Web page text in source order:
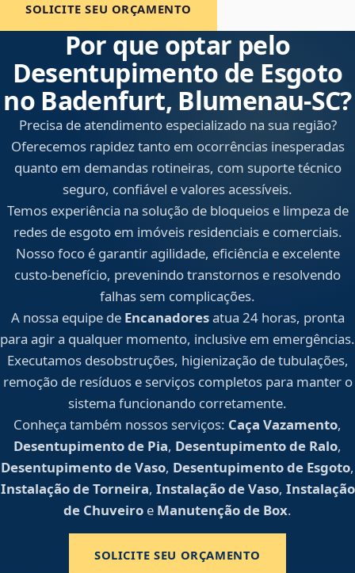
SOLICITE SEU ORÇAMENTO
Por que optar pelo
Desentupimento de Esgoto
no Badenfurt, Blumenau‑SC?
Precisa de atendimento especializado na sua região?
Oferecemos rapidez tanto em ocorrências inesperadas
quanto em demandas rotineiras, com suporte técnico
seguro, confiável e valores acessíveis.
Temos experiência na solução de bloqueios e limpeza de
redes de esgoto em imóveis residenciais e comerciais.
Nosso foco é garantir agilidade, eficiência e excelente
custo-benefício, prevenindo transtornos e resolvendo
falhas sem complicações.
A nossa equipe de Encanadoresatua 24 horas, pronta
para agir a qualquer momento, inclusive em emergências.
Executamos desobstruções, higienização de tubulações,
remoção de resíduos e serviços completos para manter o
sistema funcionando corretamente.
Conheça também nossos serviços: Caça Vazamento,
Desentupimento de Pia, Desentupimento de Ralo,
Desentupimento de Vaso, Desentupimento de Esgoto,
Instalação de Torneira, Instalação de Vaso, Instalação
de Chuveiro e Manutenção de Box.
SOLICITE SEU ORÇAMENTO